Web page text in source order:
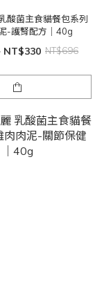
酸菌主食貓餐包系列
-護腎配方｜40g
NT$330 NT$696